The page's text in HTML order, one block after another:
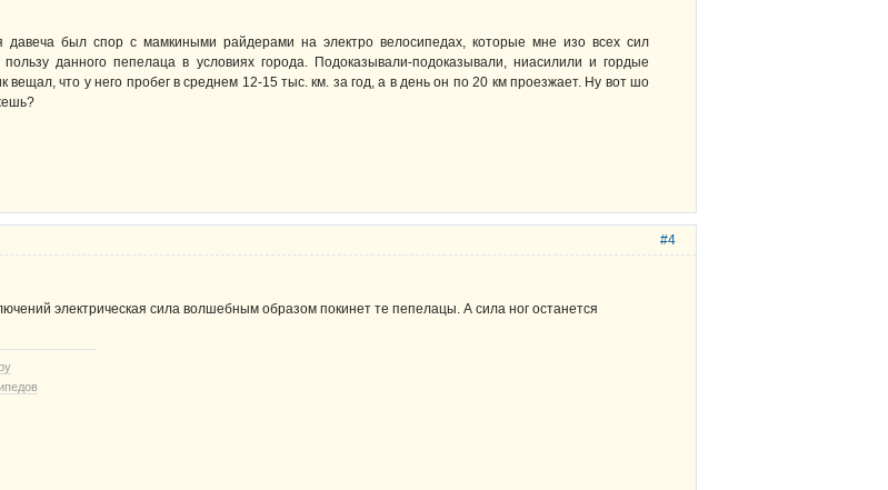
был спор с мамкиными райдерами на электро велосипедах, которые мне изо всех сил
пользу данного пепелаца в условиях города. Подоказывали-подоказывали, ниасилили и гордые
вещал, что у него пробег в среднем 12-15 тыс. км. за год, а в день он по 20 км проезжает. Ну вот шо
#4
электрическая сила волшебным образом покинет те пепелацы. А сила ног останется